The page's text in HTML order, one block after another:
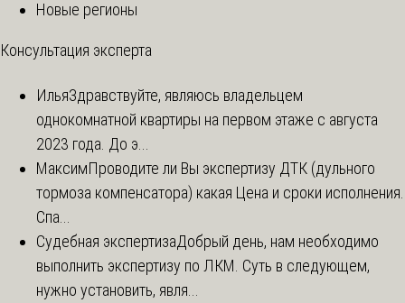
Новые регионы
Консультация эксперта
ИльяЗдравствуйте, являюсь владельцем
однокомнатной квартиры на первом этаже с августа
2023 года. До э...
МаксимПроводите ли Вы экспертизу ДТК (дульного
тормоза компенсатора) какая Цена и сроки исполнения.
Спа...
Судебная экспертизаДобрый день, нам необходимо
выполнить экспертизу по ЛКМ. Суть в следующем,
нужно установить, явля...